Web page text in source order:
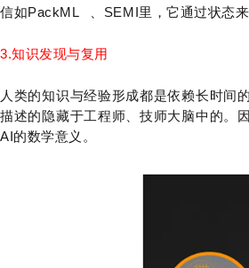
信如PackML 、SEMI里，它通过状态
3.知识发现与复用
人类的知识与经验形成都是依赖长时
描述的隐藏于工程师、技师大脑中的。
AI的数学意义。